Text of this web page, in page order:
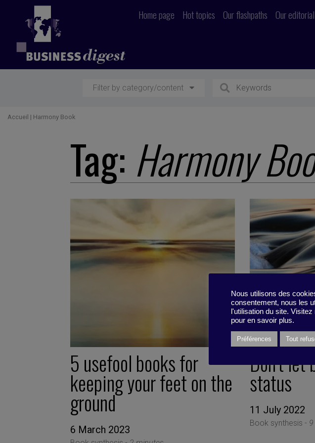
Home page Hot topics Our flashpaths Our
Filter by category/content
Accueil | Harmony Book
Tag: Harmony
5 usefool books for
keeping your feet on the
ground
6 March 2023
Don’t let
status
11 July 2022
Book synthesis -
Nous utilisons des
consentement, nous les
l'utilisation du site.
pour en savoir plus.
Préférences Tout